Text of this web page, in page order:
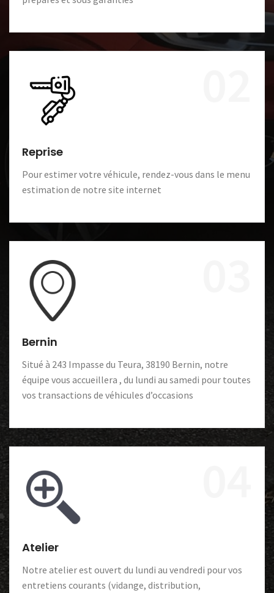
Reprise
Pour estimer votre véhicule, rendez-vous dans le menu
estimation de notre site internet
Bernin
Situé à 243 Impasse du Teura, 38190 Bernin, notre
équipe vous accueillera , du lundi au samedi pour toutes
vos transactions de véhicules d’occasions
Atelier
Notre atelier est ouvert du lundi au vendredi pour vos
entretiens courants (vidange, distribution,